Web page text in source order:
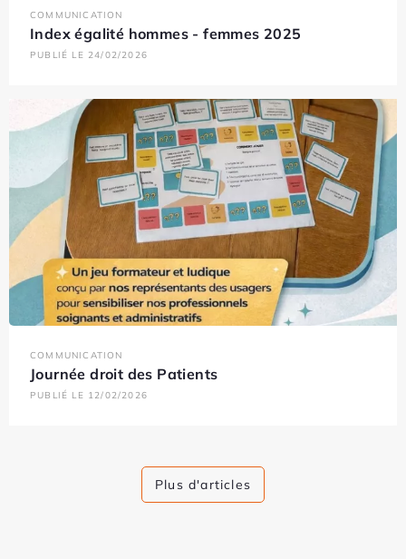
COMMUNICATION
Index égalité hommes - femmes 2025
PUBLIÉ LE 24/02/2026
COMMUNICATION
Journée droit des Patients
PUBLIÉ LE 12/02/2026
Plus d'articles